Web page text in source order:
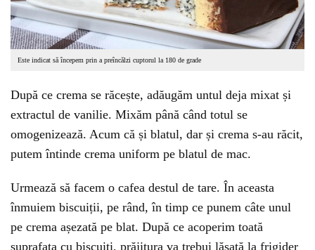
Este indicat să începem prin a preîncălzi cuptorul la 180 de grade
După ce crema se răcește, adăugăm untul deja mixat și
extractul de vanilie. Mixăm până când totul se
omogenizează. Acum că și blatul, dar și crema s-au răcit,
putem întinde crema uniform pe blatul de mac.
Urmează să facem o cafea destul de tare. În aceasta
înmuiem biscuiții, pe rând, în timp ce punem câte unul
pe crema așezată pe blat. După ce acoperim toată
suprafața cu biscuiți, prăjitura va trebui lăsată la frigider